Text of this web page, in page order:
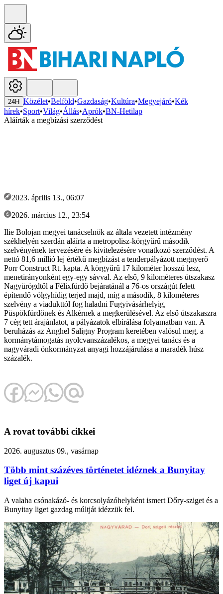
24H Közélet•Belföld•Gazdaság•Kultúra•Megyejáró•Kék
hírek•Sport•Világ•Állás•Aprók•BN-Hetilap
Aláírták a megbízási szerződést
2023. április 13., 06:07
2026. március 12., 23:54
Ilie Bolojan megyei tanácselnök az általa vezetett intézmény
székhelyén szerdán aláírta a metropolisz-körgyűrű második
szelvényének tervezésére és kivitelezésére vonatkozó szerződést. A
nettó 81,6 millió lej értékű megbízást a tenderpályázott megnyerő
Porr Construct Rt. kapta. A körgyűrű 17 kilométer hosszú lesz,
menetirányonként egy-egy sávval. Az első, 9 kilométeres útszakasz
Nagyürögdtől a Félixfürdő bejáratánál a 76-os országút felett
építendő völgyhídig terjed majd, míg a második, 8 kilométeres
szelvény a viadukttól fog haladni Fugyivásárhelyig,
Püspökfürdőnek és Alkérnek a megkerülésével. Az első útszakaszra
7 cég tett árajánlatot, a pályázatok elbírálása folyamatban van. A
beruházás az Anghel Saligny Program keretében valósul meg, a
kormánytámogatás nyolcvanszázalékos, a megyei tanács és a
nagyváradi önkormányzat anyagi hozzájárulása a maradék húsz
százalék.
A rovat további cikkei
2026. augusztus 09., vasárnap
Több mint százéves történetet idéznek a Bunyitay
liget új kapui
A valaha csónakázó- és korcsolyázóhelyként ismert Dőry-sziget és a
Bunyitay liget gazdag múltját idézzük fel.